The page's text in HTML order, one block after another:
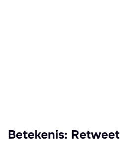
Betekenis: Retweet